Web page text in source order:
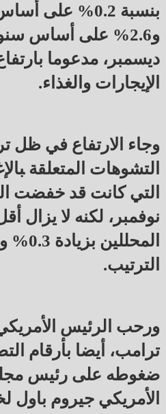
بنسبة 0.2% على
و2.6% على أساس
ديسمبر، مدعوما
الإيجارات والغذاء.
وجاء الارتفاع في ظل
التشوهات المتعلقة
التي كانت قد خفضت
نوفمبر، لكنه لا يزال
الترتيب.
ورحب ⁠الرئيس
ترامب، أيضا ‌بأرقام
ضغوطه على ⁠رئيس
الأمريكي جيروم باول